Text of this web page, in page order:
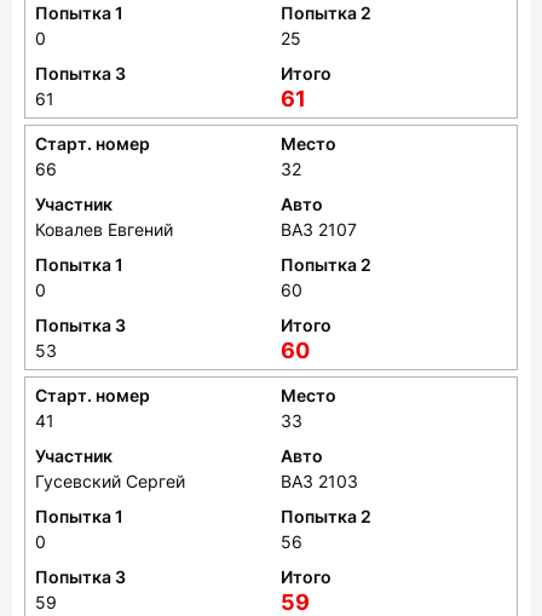
Попытка 1
0
Попытка 2
25
Попытка 3
61
Итого
61
Старт. номер
66
Место
32
Участник
Ковалев Евгений
Авто
ВАЗ 2107
Попытка 1
0
Попытка 2
60
Попытка 3
53
Итого
60
Старт. номер
41
Место
33
Участник
Гусевский Сергей
Авто
ВАЗ 2103
Попытка 1
0
Попытка 2
56
Попытка 3
59
Итого
59